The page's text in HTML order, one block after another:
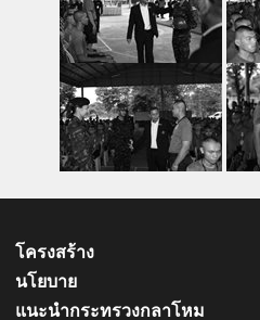
โครงสร้าง
นโยบาย
แนะนำกระทรวงกลาโหม